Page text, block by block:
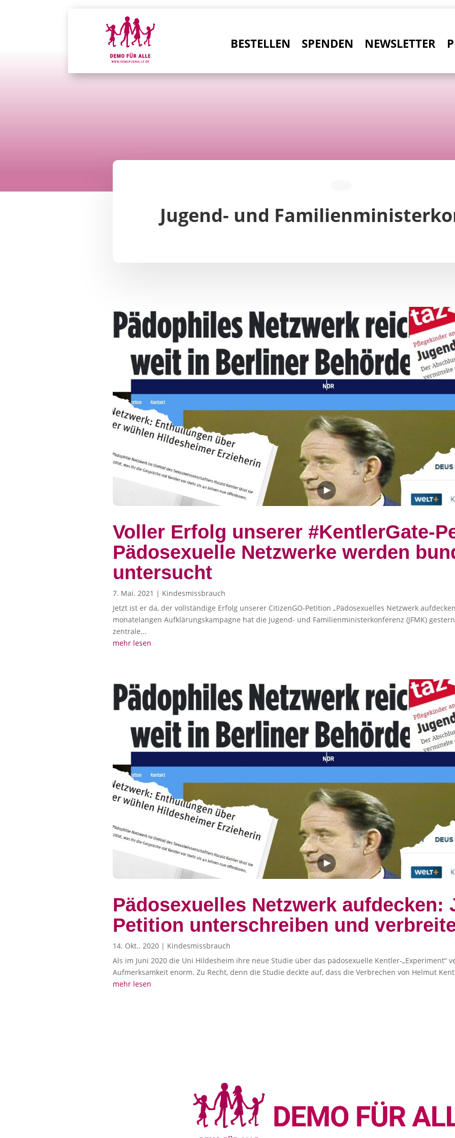
BESTELLEN SPENDEN NEWSLETTER
Jugend- und
Voller Erfolg unserer #KentlerGate-
Pädosexuelle Netzwerke werden
untersucht
7. Mai. 2021 | Kindesmissbrauch
Jetzt ist er da, der vollständige Erfolg unserer CitizenGO-Petition „Pädosexuelles Netzwerk
monatelangen Aufklärungskampagne hat die Jugend- und Familienministerkonferenz (JFMK)
zentrale...
mehr lesen
Pädosexuelles Netzwerk aufdecken:
Petition unterschreiben und
14. Okt.. 2020 | Kindesmissbrauch
Als im Juni 2020 die Uni Hildesheim ihre neue Studie über das pädosexuelle Kentler-„Experiment“
Aufmerksamkeit enorm. Zu Recht, denn die Studie deckte auf, dass die Verbrechen von Helmut
mehr lesen